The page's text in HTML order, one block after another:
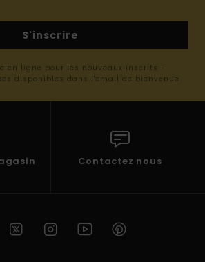
S'inscrire
en ligne pour les nouveaux inscrits -
disponibles dans l'email de bienvenue
Contactez nous